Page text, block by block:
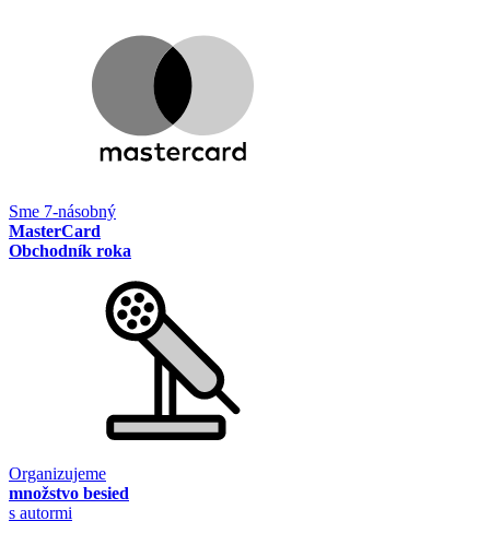
Sme 7-násobný
MasterCard
Obchodník roka
Organizujeme
množstvo besied
s autormi